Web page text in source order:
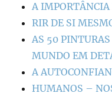
A IMPORTÂNCIA
RIR DE SI
AS 50
MUNDO EM
A
HUMANOS –